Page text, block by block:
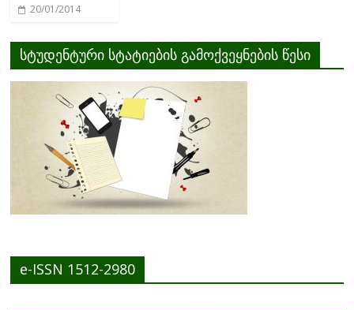
20/01/2014
სტუდენტური სტატიების გამოქვეყნების წესი
e-ISSN 1512-2980